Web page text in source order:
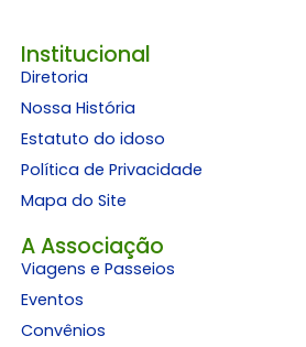
Institucional
Diretoria
Nossa História
Estatuto do idoso
Política de Privacidade
Mapa do Site
A Associação
Viagens e Passeios
Eventos
Convênios